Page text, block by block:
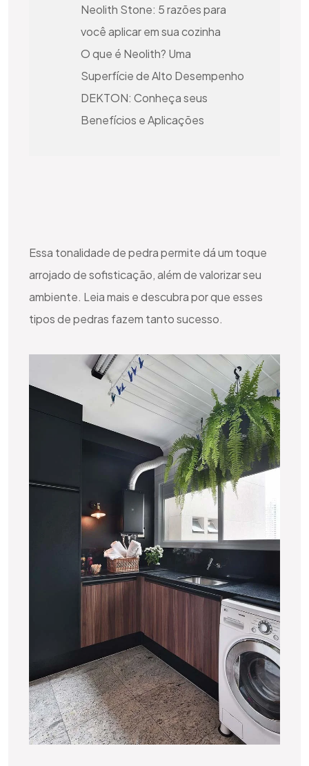
Neolith Stone: 5 razões para
você aplicar em sua cozinha
O que é Neolith? Uma
Superfície de Alto Desempenho
DEKTON: Conheça seus
Benefícios e Aplicações
Essa tonalidade de pedra permite dá um toque
arrojado de sofisticação, além de valorizar seu
ambiente. Leia mais e descubra por que esses
tipos de pedras fazem tanto sucesso.